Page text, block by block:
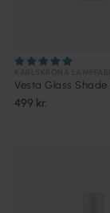
Vesta Glass Shade
499 kr.